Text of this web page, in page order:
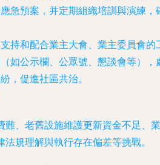
急預案，并定期組織培訓與演練，
支持和配合業主大會、業主委員會的
如公示欄、公眾號、懇談會等），
，促進社區共治。
難、老舊設施維護更新資金不足、業
規理解與執行存在偏差等挑戰。